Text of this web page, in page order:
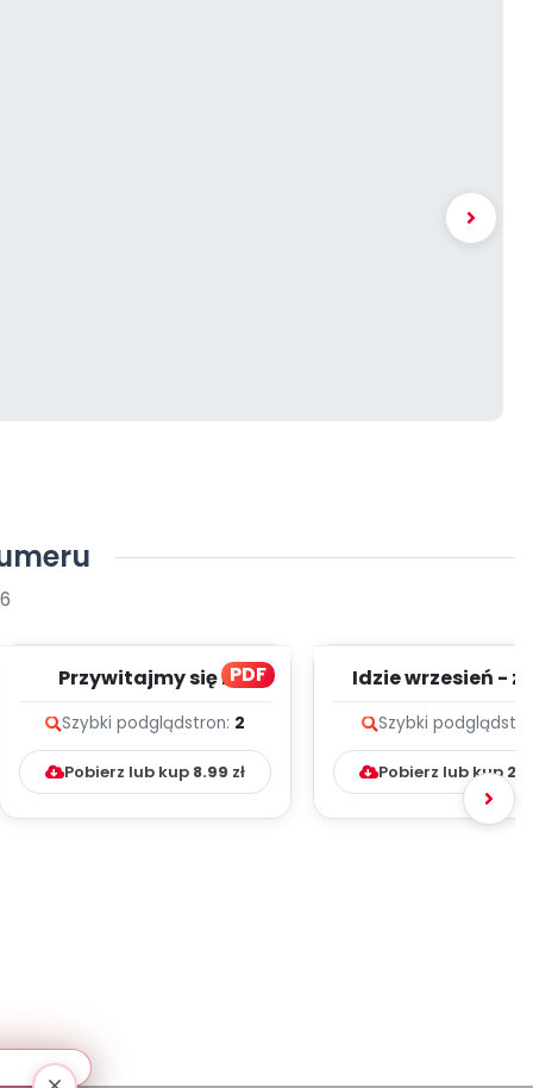
PDF
Przywitajmy się z
Szybki podglądstron: 2
Pobierz lub kup 8.99 zł
Idzie wrzesień -
Szybki podgląd
Pobierz lub kup